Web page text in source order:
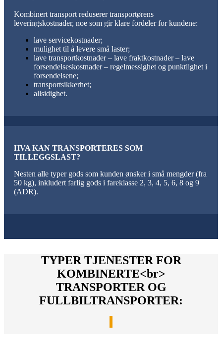
Kombinert transport reduserer transportørens
leveringskostnader, noe som gir klare fordeler for kundene:
lave servicekostnader;
mulighet til å levere små laster;
lave transportkostnader – lave fraktkostnader – lave
forsendelseskostnader – regelmessighet og punktlighet i
forsendelsene;
transportsikkerhet;
allsidighet.
HVA KAN TRANSPORTERES SOM
TILLEGGSLAST?
Nesten alle typer gods som kunden ønsker i små mengder (fra
50 kg), inkludert farlig gods i fareklasse 2, 3, 4, 5, 6, 8 og 9
(ADR).
TYPER TJENESTER FOR
KOMBINERTE<br>
TRANSPORTER OG
FULLBILTRANSPORTER: